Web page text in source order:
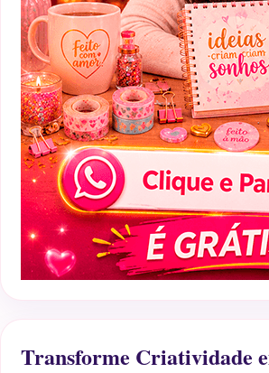
Transforme Criatividade